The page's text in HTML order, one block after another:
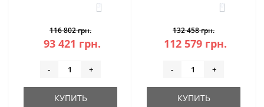
3
116 802 грн.
93 421 грн.
- +
КУПИТЬ
0
132 458 грн.
112 579 грн.
- +
КУПИТЬ